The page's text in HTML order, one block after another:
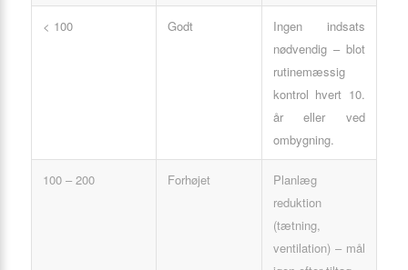
< 100 Godt
Ingen indsats
nødvendig – blot
rutinemæssig
kontrol hvert 10.
år eller ved
ombygning.
100 – 200 Forhøjet
Planlæg
reduktion
(tætning,
ventilation) – mål